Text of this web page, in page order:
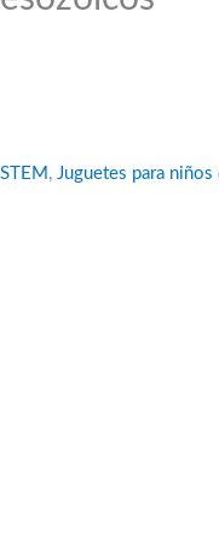
STEM , Juguetes para